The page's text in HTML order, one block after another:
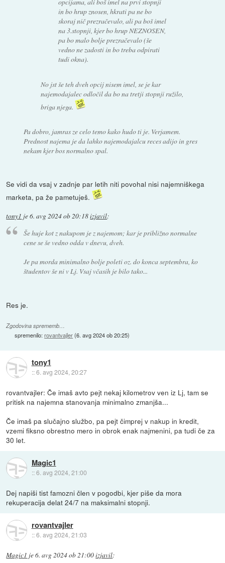
opcijama, ali boš imel na prvi stopnji
in bo hrup znosen, hkrati pa ne bo
skoraj nič prezračevalo, ali pa boš imel
na 3.stopnji, kjer bo hrup NEZNOSEN,
pa bo malo bolje prezračevalo (še
vedno ne zadosti in bo treba odpirati
tudi okna).
No jst še teh dveh opcij nisem imel, se je kar
najemodajalec odločil da bo na tretji stopnji ružilo,
briga njega.
Pa dobro, jamras ze celo temo kako hudo ti je. Verjamem.
Prednost najema je da lahko najemodajalcu reces adijo in gres
nekam kjer bos normalno spal.
Se vidi da vsaj v zadnje par letih niti povohal nisi najemniškega
marketa, pa že pametuješ.
tony1 je6. avg 2024 ob 20:18izjavil:
Še huje kot z nakupom je z najemom; kar je približno normalne
cene se še vedno odda v dnevu, dveh.
Je pa morda minimalno bolje poleti oz. do konca septembra, ko
študentov še ni v Lj. Vsaj včasih je bilo tako...
Res je.
Zgodovina sprememb…
spremenilo:rovantvajler(6. avg 2024 ob 20:25)
tony1
::6. avg 2024, 20:27
rovantvajler: Če imaš avto pejt nekaj kilometrov ven iz Lj, tam se
pritisk na najemna stanovanja minimalno zmanjša...
Če imaš pa slučajno službo, pa pejt čimprej v nakup in kredit,
vzemi fiksno obrestno mero in obrok enak najmenini, pa tudi če za
30 let.
Magic1
::6. avg 2024, 21:00
Dej napiši tist famozni člen v pogodbi, kjer piše da mora
rekuperacija delat 24/7 na maksimalni stopnji.
rovantvajler
::6. avg 2024, 21:03
Magic1 je6. avg 2024 ob 21:00izjavil: